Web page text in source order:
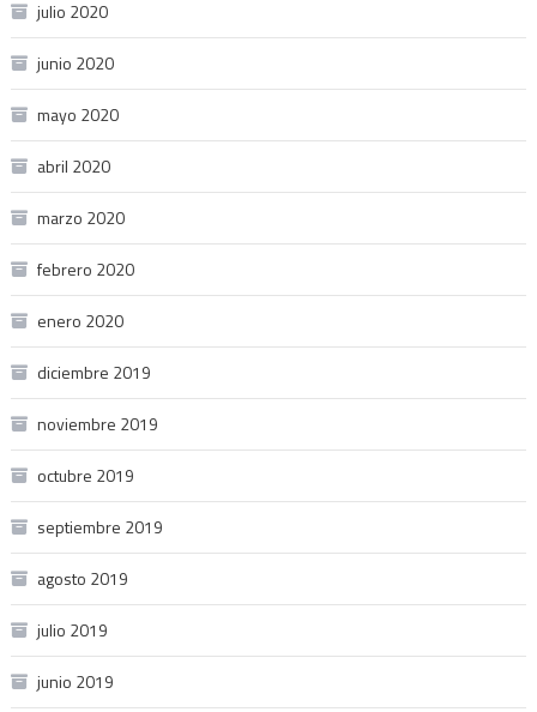
julio 2020
junio 2020
mayo 2020
abril 2020
marzo 2020
febrero 2020
enero 2020
diciembre 2019
noviembre 2019
octubre 2019
septiembre 2019
agosto 2019
julio 2019
junio 2019